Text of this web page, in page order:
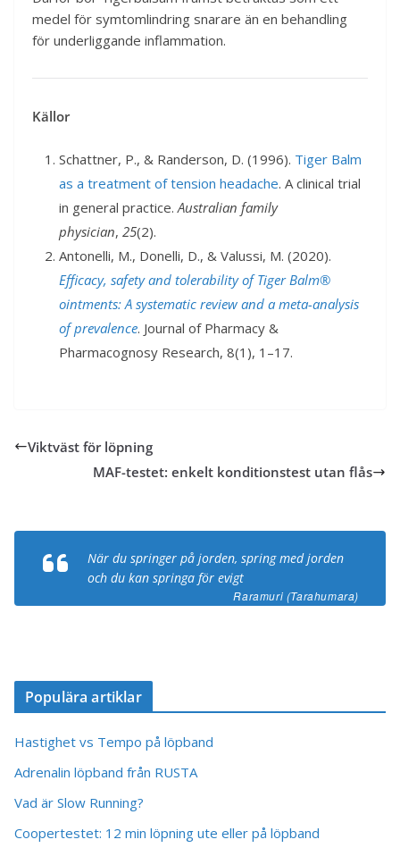
medel för symtomlindring snarare än en behandling
för underliggande inflammation.
Källor
Schattner, P., & Randerson, D. (1996). Tiger Balm
as a treatment of tension headache. A clinical trial
in general practice. Australian family
physician, 25(2).
Antonelli, M., Donelli, D., & Valussi, M. (2020).
Efficacy, safety and tolerability of Tiger Balm®
ointments: A systematic review and a meta-analysis
of prevalence. Journal of Pharmacy &
Pharmacognosy Research, 8(1), 1–17.
Viktväst för löpning
MAF-testet: enkelt konditionstest utan flås
När du springer på jorden, spring med jorden
och du kan springa för evigt
Raramuri (Tarahumara)
Populära artiklar
Hastighet vs Tempo på löpband
Adrenalin löpband från RUSTA
Vad är Slow Running?
Coopertestet: 12 min löpning ute eller på löpband